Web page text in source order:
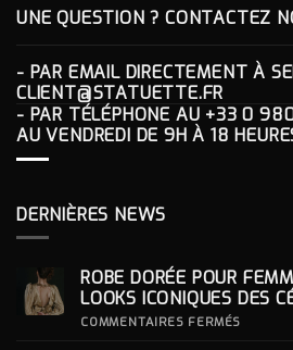
UNE QUESTION ? CONTACTEZ
- PAR EMAIL DIRECTEMENT À
CLIENT@STATUETTE.FR
- PAR TÉLÉPHONE AU +33 0
AU VENDREDI DE 9H À 18
DERNIÈRES NEWS
ROBE DORÉE POUR
LOOKS ICONIQUES DES
COMMENTAIRES FERMÉS